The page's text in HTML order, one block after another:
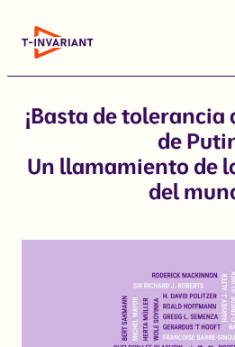
¡Basta de
de
Un llamamiento de
del